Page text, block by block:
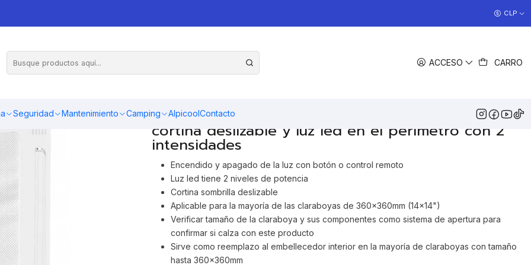
ACCESO CARRO
Seguridad Mantenimiento Camping AlpicoolContacto
CLP
AGREGAR AL CARRO COMPRAR AHORA
Embellecedor interior para claraboya que incluye
cortina deslizable y luz led en el perímetro con 2
intensidades
Encendido y apagado de la luz con botón o control remoto
Luz led tiene 2 niveles de potencia
Cortina sombrilla deslizable
Aplicable para la mayoría de las claraboyas de 360x360mm (14x14")
Verificar tamaño de la claraboya y sus componentes como sistema de apertura para
confirmar si calza con este producto
Sirve como reemplazo al embellecedor interior en la mayoría de claraboyas con tamaño
hasta 360x360mm